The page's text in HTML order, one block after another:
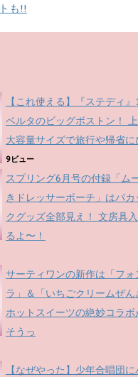
も!!
【これ使える】『ステディ
ベルタのビッグボストン！
大容量サイズで旅行や帰省
9ビュー
スプリング6月号の付録「ム
きドレッサーポーチ」はパ
クグッズ全部見え！ 文房具
るよ〜！
サーティワンの新作は「フォ
ラ」＆「いちごクリームぜん
ホットスイーツの絶妙コラボ
そうっ
【なぜやった】少年合唱団